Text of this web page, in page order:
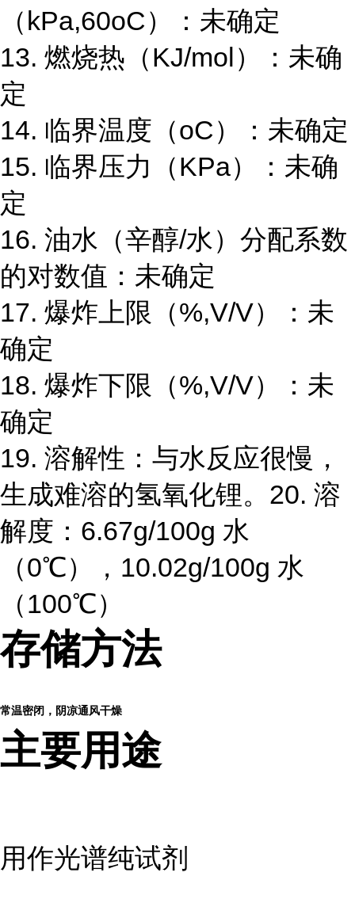
（kPa,60oC）：未确定
13. 燃烧热（KJ/mol）：未确
定
14. 临界温度（oC）：未确定
15. 临界压力（KPa）：未确
定
16. 油水（辛醇/水）分配系数
的对数值：未确定
17. 爆炸上限（%,V/V）：未
确定
18. 爆炸下限（%,V/V）：未
确定
19. 溶解性：与水反应很慢，
生成难溶的氢氧化锂。20. 溶
解度：6.67g/100g 水
（0℃），10.02g/100g 水
（100℃）
存储方法
常温密闭，阴凉通风干燥
主要用途
用作光谱纯试剂